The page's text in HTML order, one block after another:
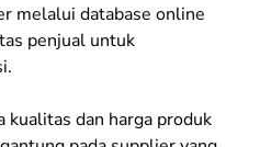
melalui database online
penjual untuk
kualitas dan harga produk